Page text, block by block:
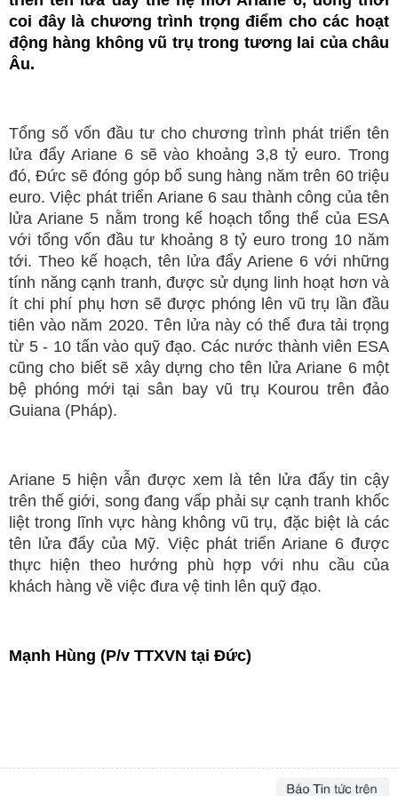
coi đây là chương trình trọng điểm cho các hoạt
động hàng không vũ trụ trong tương lai của châu
Âu.
Tổng số vốn đầu tư cho chương trình phát triển tên
lửa đẩy Ariane 6 sẽ vào khoảng 3,8 tỷ euro. Trong
đó, Đức sẽ đóng góp bổ sung hàng năm trên 60 triệu
euro. Việc phát triển Ariane 6 sau thành công của tên
lửa Ariane 5 nằm trong kế hoạch tổng thể của ESA
với tổng vốn đầu tư khoảng 8 tỷ euro trong 10 năm
tới. Theo kế hoạch, tên lửa đẩy Ariene 6 với những
tính năng cạnh tranh, được sử dụng linh hoạt hơn và
ít chi phí phụ hơn sẽ được phóng lên vũ trụ lần đầu
tiên vào năm 2020. Tên lửa này có thể đưa tải trọng
từ 5 - 10 tấn vào quỹ đạo. Các nước thành viên ESA
cũng cho biết sẽ xây dựng cho tên lửa Ariane 6 một
bệ phóng mới tại sân bay vũ trụ Kourou trên đảo
Guiana (Pháp).
Ariane 5 hiện vẫn được xem là tên lửa đẩy tin cậy
trên thế giới, song đang vấp phải sự cạnh tranh khốc
liệt trong lĩnh vực hàng không vũ trụ, đặc biệt là các
tên lửa đẩy của Mỹ. Việc phát triển Ariane 6 được
thực hiện theo hướng phù hợp với nhu cầu của
khách hàng về việc đưa vệ tinh lên quỹ đạo.
Mạnh Hùng (P/v TTXVN tại Đức)